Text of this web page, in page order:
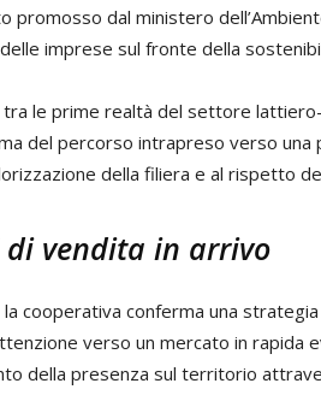
promosso dal ministero
imprese sul fronte della
le prime realtà del settore
del percorso intrapreso verso
della filiera e al rispetto
vendita in arrivo
cooperativa conferma una
verso un mercato in rapida
della presenza sul territorio